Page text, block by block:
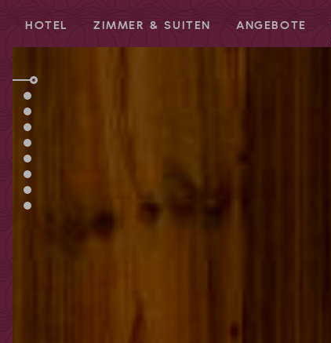
HOTEL ZIMMER & SUITEN ANGEBOTE